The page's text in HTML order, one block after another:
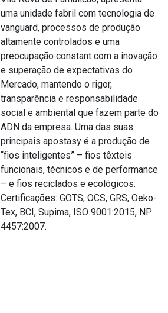
uma unidade fabril com tecnologia de
vanguard, processos de produção
altamente controlados e uma
preocupação constant com a inovação
e superação de expectativas do
Mercado, mantendo o rigor,
transparência e responsabilidade
social e ambiental que fazem parte do
ADN da empresa. Uma das suas
principais apostasy é a produção de
“fios inteligentes” – fios têxteis
funcionais, técnicos e de performance
– e fios reciclados e ecológicos.
Certificações: GOTS, OCS, GRS, Oeko-
Tex, BCI, Supima, ISO 9001:2015, NP
4457:2007.